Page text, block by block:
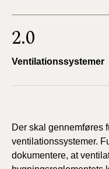
2.0
Ventilationssystemer
Der skal gennemføres
ventilationssystemer.
dokumentere, at